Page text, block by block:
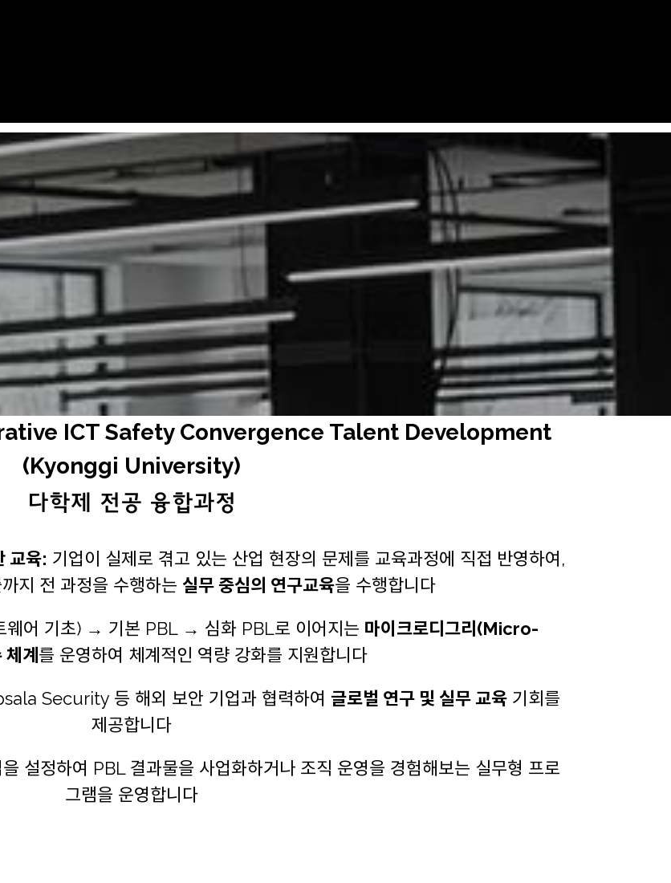
학-기업 협력형 ICT안전융합인재양성
ICT Safety Convergence Talent Development
SINCE.2024.06
ICT Safety Convergence Talent Development
(Kyonggi University)
다학제 전공 융합과정
육: 기업이 실제로 겪고 있는 산업 현장의 문제를 교육과정에 직접 반영하여,
지 전 과정을 수행하는 실무 중심의 연구교육을 수행합니다
웨어 기초) → 기본 PBL → 심화 PBL로 이어지는 마이크로디그리(Micro-
계 를 운영하여 체계적인 역량 강화를 지원합니다
Security 등 해외 보안 기업과 협력하여 글로벌 연구 및 실무 교육 기회를
제공합니다
설정하여 PBL 결과물을 사업화하거나 조직 운영을 경험해보는 실무형 프로
그램을 운영합니다